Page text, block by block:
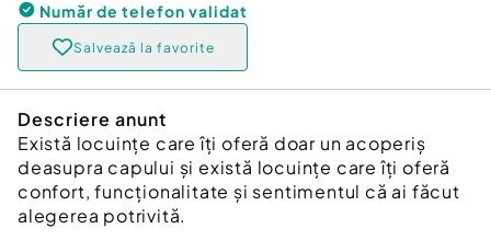
Număr de telefon validat
Salvează la favorite
Descriere anunt
Există locuințe care îți oferă doar un acoperiș
deasupra capului și există locuințe care îți oferă
confort, funcționalitate și sentimentul că ai făcut
alegerea potrivită.